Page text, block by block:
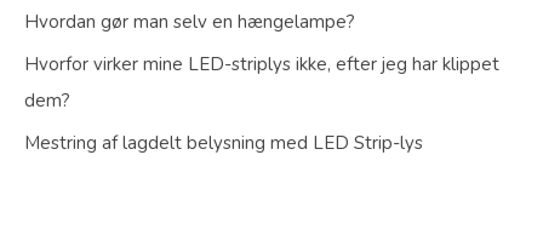
Hvordan gør man selv en hængelampe?
Hvorfor virker mine LED-striplys ikke, efter jeg har klippet
dem?
Mestring af lagdelt belysning med LED Strip-lys